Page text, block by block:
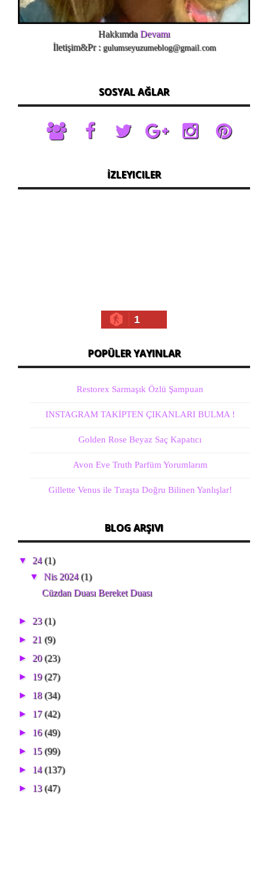
HakkımdaDevamı
İletişim&Pr : gulumseyuzumeblog@gmail.com
SOSYAL AĞLAR
İZLEYICILER
1
POPÜLER YAYINLAR
Restorex Sarmaşık Özlü Şampuan
INSTAGRAM TAKİPTEN ÇIKANLARI BULMA !
Golden Rose Beyaz Saç Kapatıcı
Avon Eve Truth Parfüm Yorumlarım
Gillette Venus ile Tıraşta Doğru Bilinen Yanlışlar!
BLOG ARŞIVI
▼ 24(1)
▼Nis 2024(1)
Cüzdan Duası Bereket Duası
► 23(1)
► 21 (9)
► 20(23)
► 19(27)
► 18(34)
► 17(42)
► 16(49)
► 15(99)
► 14(137)
► 13(47)